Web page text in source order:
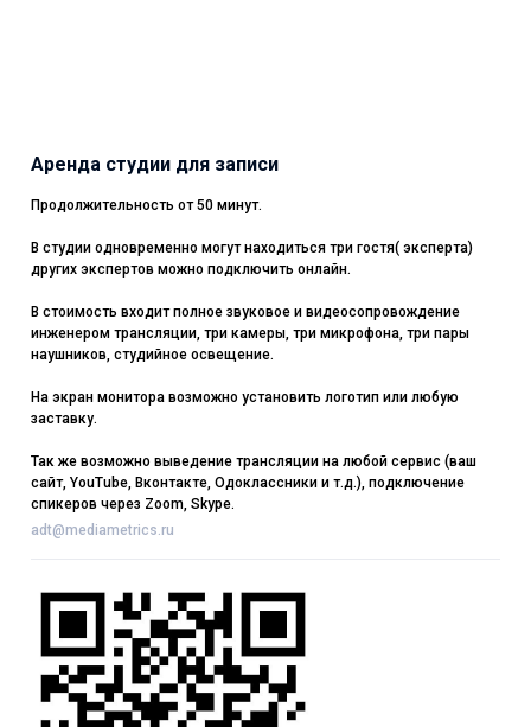
Аренда студии для записи
Продолжительность от 50 минут.
В студии одновременно могут находиться три гостя( эксперта)
других экспертов можно подключить онлайн.
В стоимость входит полное звуковое и видеосопровождение
инженером трансляции, три камеры, три микрофона, три пары
наушников, студийное освещение.
На экран монитора возможно установить логотип или любую
заставку.
Так же возможно выведение трансляции на любой сервис (ваш
сайт, YouTube, Вконтакте, Одоклассники и т.д.), подключение
спикеров через Zoom, Skype.
adt@mediametrics.ru